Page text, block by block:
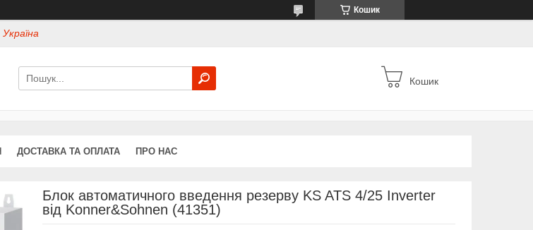
Кошик
Кошик
ДОСТАВКА ТА ОПЛАТА ПРО НАС
Блок автоматичного введення резерву KS ATS 4/25 Inverter
від Konner&Sohnen (41351)